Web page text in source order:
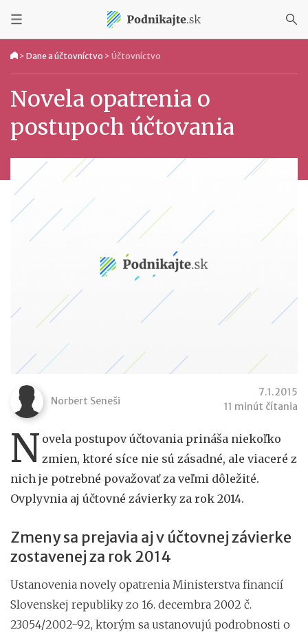
> Dane a účtovníctvo > Účtovníctvo
Novela opatrenia o
postupoch účtovania
Norbert Seneši
7.1.2015
11 minút čítania
N ovela postupov účtovania prináša niekoľko
zmien, ktoré síce nie sú zásadné, ale viaceré z
nich je potrebné považovať za veľmi dôležité.
Ovplyvnia aj účtovné závierky za rok 2014.
Zmeny sa prejavia aj v účtovnej závierke
zostavenej za rok 2014
Ustanovenia novely opatrenia Ministerstva financií
Slovenskej republiky zo 16. decembra 2002 č.
23054/2002-92, ktorým sa ustanovujú podrobnosti o